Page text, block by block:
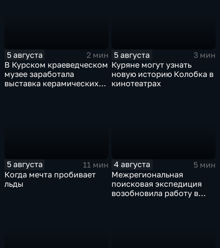
5 августа
2 мин
В Курском краеведческом
музее заработала
выставка керамических
5 августа
3 мин
Куряне могут узнать
новую историю Колобка в
кинотеатрах
5 августа
11 мин
Когда мечта пробивает
льды
4 августа
5 мин
Межрегиональная
поисковая экспедиция
возобновила работу в